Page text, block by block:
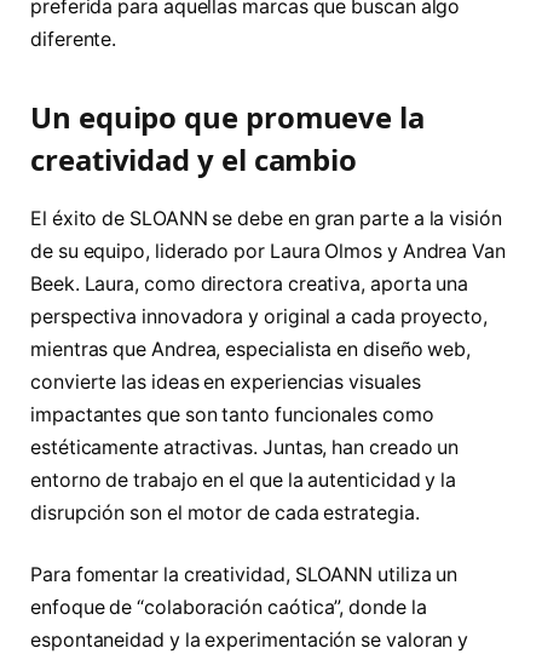
preferida para aquellas marcas que buscan algo
diferente.
Un equipo que promueve la
creatividad y el cambio
El éxito de SLOANN se debe en gran parte a la visión
de su equipo, liderado por Laura Olmos y Andrea Van
Beek. Laura, como directora creativa, aporta una
perspectiva innovadora y original a cada proyecto,
mientras que Andrea, especialista en diseño web,
convierte las ideas en experiencias visuales
impactantes que son tanto funcionales como
estéticamente atractivas. Juntas, han creado un
entorno de trabajo en el que la autenticidad y la
disrupción son el motor de cada estrategia.
Para fomentar la creatividad, SLOANN utiliza un
enfoque de “colaboración caótica”, donde la
espontaneidad y la experimentación se valoran y